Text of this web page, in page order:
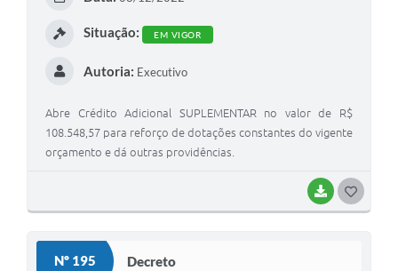
BAIXAR
Situação: EM VIGOR
Autoria: Executivo
Abre Crédito Adicional SUPLEMENTAR no valor de R$
108.548,57 para reforço de dotações constantes do vigente
orçamento e dá outras providências.
Nº 195 Decreto